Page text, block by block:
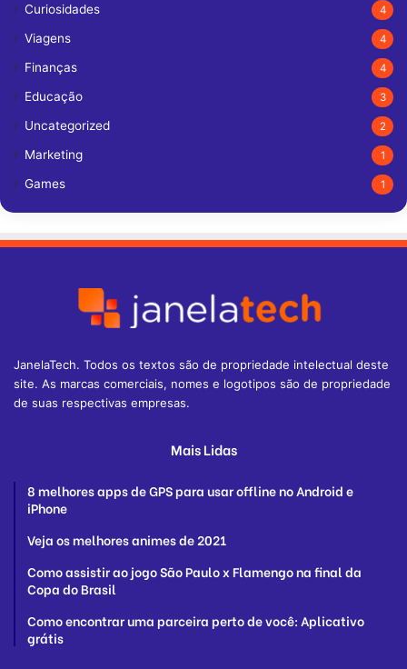
Curiosidades 4
Viagens 4
Finanças 4
Educação 3
Uncategorized 2
Marketing 1
Games 1
JanelaTech. Todos os textos são de propriedade intelectual deste
site. As marcas comerciais, nomes e logotipos são de propriedade
de suas respectivas empresas.
Mais Lidas
8 melhores apps de GPS para usar offline no Android e
iPhone
Veja os melhores animes de 2021
Como assistir ao jogo São Paulo x Flamengo na final da
Copa do Brasil
Como encontrar uma parceira perto de você: Aplicativo
grátis